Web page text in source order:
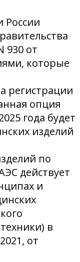
России
930 от
которые
регистрации
опция
года будет
изделий
по
действует
и
в
от